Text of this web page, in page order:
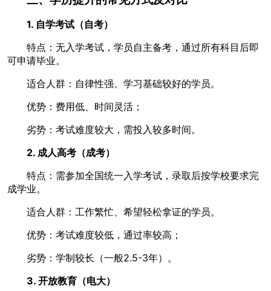
1. 自学考试（自考）
特点：无入学考试，学员自主备考，通过所有科目后即
可申请毕业。
适合人群：自律性强、学习基础较好的学员。
优势：费用低、时间灵活；
劣势：考试难度较大，需投入较多时间。
2. 成人高考（成考）
特点：需参加全国统一入学考试，录取后按学校要求完
成学业。
适合人群：工作繁忙、希望轻松拿证的学员。
优势：考试难度较低，通过率较高；
劣势：学制较长（一般2.5-3年）。
3. 开放教育（电大）